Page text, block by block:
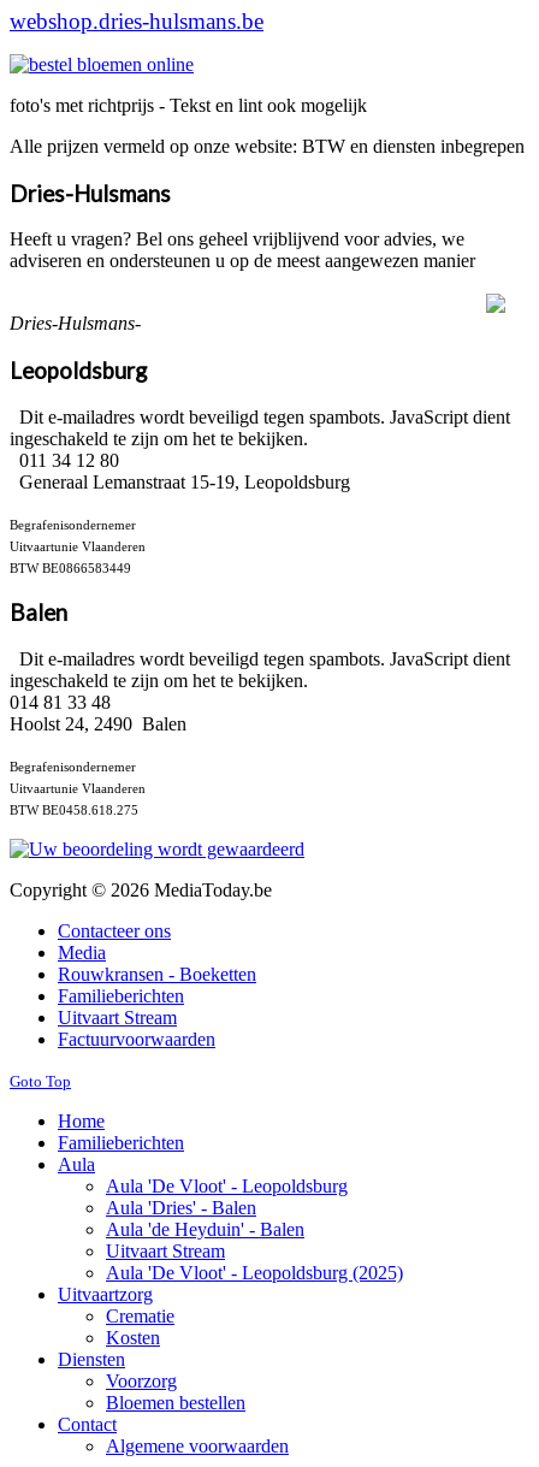
webshop.dries-hulsmans.be
foto's met richtprijs - Tekst en lint ook mogelijk
Alle prijzen vermeld op onze website: BTW en diensten inbegrepen
Dries-Hulsmans
Heeft u vragen? Bel ons geheel vrijblijvend voor advies, we
adviseren en ondersteunen u op de meest aangewezen manier
Dries-Hulsmans-
Leopoldsburg
Dit e-mailadres wordt beveiligd tegen spambots. JavaScript dient
ingeschakeld te zijn om het te bekijken.
011 34 12 80
Generaal Lemanstraat 15-19, Leopoldsburg
Begrafenisondernemer
Uitvaartunie Vlaanderen
BTW BE0866583449
Balen
Dit e-mailadres wordt beveiligd tegen spambots. JavaScript dient
ingeschakeld te zijn om het te bekijken.
014 81 33 48
Hoolst 24, 2490 Balen
Begrafenisondernemer
Uitvaartunie Vlaanderen
BTW BE0458.618.275
Copyright © 2026 MediaToday.be
Contacteer ons
Media
Rouwkransen - Boeketten
Familieberichten
Uitvaart Stream
Factuurvoorwaarden
Goto Top
Home
Familieberichten
Aula
Aula 'De Vloot' - Leopoldsburg
Aula 'Dries' - Balen
Aula 'de Heyduin' - Balen
Uitvaart Stream
Aula 'De Vloot' - Leopoldsburg (2025)
Uitvaartzorg
Crematie
Kosten
Diensten
Voorzorg
Bloemen bestellen
Contact
Algemene voorwaarden